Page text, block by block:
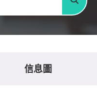
搜尋
信息圖